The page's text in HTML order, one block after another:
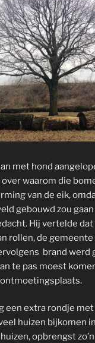
met hond
waarom die
van de eik,
gebouwd zou
Hij vertelde
rollen, de
brand werd
te pas moest
een extra rondje
huizen bijkomen
opbrengst